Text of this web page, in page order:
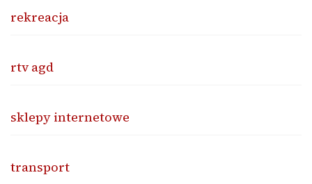
rekreacja
rtv agd
sklepy internetowe
transport